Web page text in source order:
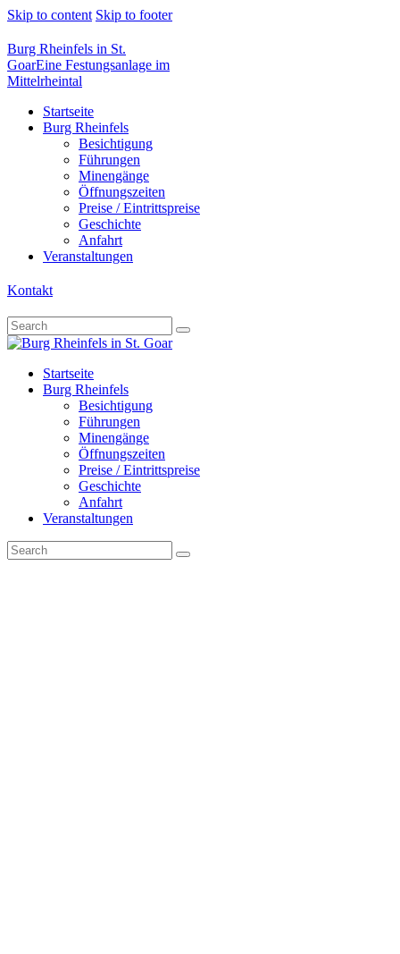
Skip to content Skip to footer
Burg Rheinfels in St.
GoarEine Festungsanlage im
Mittelrheintal
Startseite
Burg Rheinfels
Besichtigung
Führungen
Minengänge
Öffnungszeiten
Preise / Eintrittspreise
Geschichte
Anfahrt
Veranstaltungen
Kontakt
Startseite
Burg Rheinfels
Besichtigung
Führungen
Minengänge
Öffnungszeiten
Preise / Eintrittspreise
Geschichte
Anfahrt
Veranstaltungen